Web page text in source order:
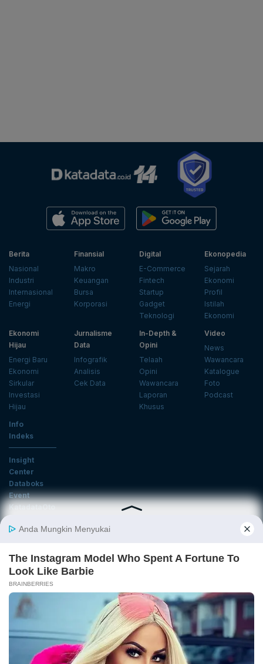
Berita
Nasional
Industri
Internasional
Energi
Finansial
Makro
Keuangan
Bursa
Korporasi
Digital
E-Commerce
Fintech
Startup
Gadget
Teknologi
Ekonopedia
Sejarah
Ekonomi
Profil
Istilah
Ekonomi
Ekonomi
Hijau
Energi Baru
Ekonomi
Sirkular
Investasi
Hijau
Jurnalisme
Data
Infografik
Analisis
Cek Data
In-Depth &
Opini
Telaah
Opini
Wawancara
Laporan
Khusus
Video
News
Wawancara
Katalogue
Foto
Podcast
Info
Indeks
Insight
Center
Databoks
Event
KatadataOto
Email
Daftar
Tentang Katadata Advertising
Pedoman Media Siber
Kebijakan Privasi
Disclaimer
Hubungi Kami